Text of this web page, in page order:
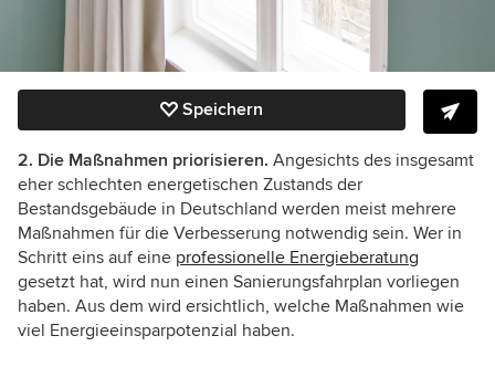
Speichern
2. Die Maßnahmen priorisieren. Angesichts des insgesamt
eher schlechten energetischen Zustands der
Bestandsgebäude in Deutschland werden meist mehrere
Maßnahmen für die Verbesserung notwendig sein. Wer in
Schritt eins auf eine professionelle Energieberatung
gesetzt hat, wird nun einen Sanierungsfahrplan vorliegen
haben. Aus dem wird ersichtlich, welche Maßnahmen wie
viel Energieeinsparpotenzial haben.